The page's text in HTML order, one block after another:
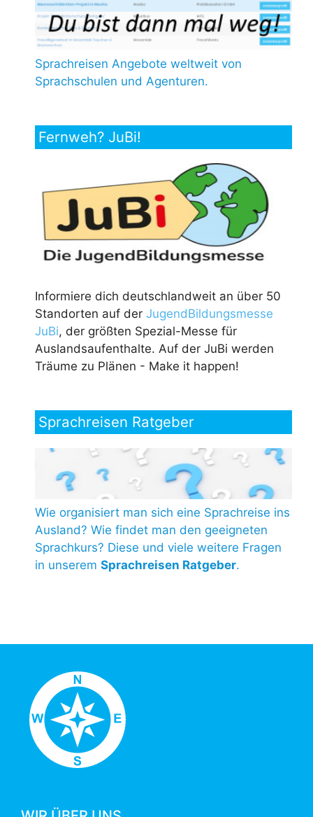
Sprachreisen Angebote weltweit von
Sprachschulen und Agenturen.
Fernweh? JuBi!
Informiere dich deutschlandweit an über 50
Standorten auf der JugendBildungsmesse
JuBi, der größten Spezial-Messe für
Auslandsaufenthalte. Auf der JuBi werden
Träume zu Plänen - Make it happen!
Sprachreisen Ratgeber
Wie organisiert man sich eine Sprachreise ins
Ausland? Wie findet man den geeigneten
Sprachkurs? Diese und viele weitere Fragen
in unserem Sprachreisen Ratgeber.